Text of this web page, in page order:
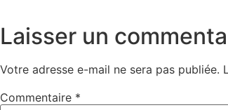
Laisser un
Votre adresse e-mail ne sera pas publiée.
Commentaire *